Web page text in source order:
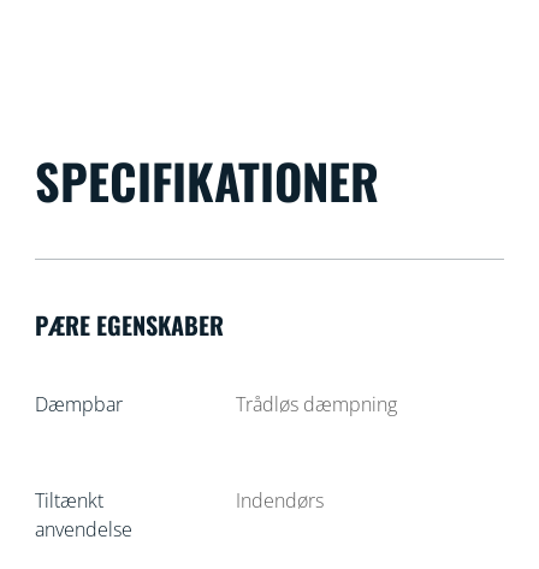
SPECIFIKATIONER
PÆRE EGENSKABER
Dæmpbar Trådløs dæmpning
Tiltænkt
anvendelse
Indendørs